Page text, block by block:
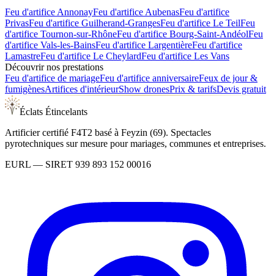
Feu d'artifice AnnonayFeu d'artifice AubenasFeu d'artifice
PrivasFeu d'artifice Guilherand-GrangesFeu d'artifice Le TeilFeu
d'artifice Tournon-sur-RhôneFeu d'artifice Bourg-Saint-AndéolFeu
d'artifice Vals-les-BainsFeu d'artifice LargentièreFeu d'artifice
LamastreFeu d'artifice Le CheylardFeu d'artifice Les Vans
Découvrir nos prestations
Feu d'artifice de mariageFeu d'artifice anniversaireFeux de jour &
fumigènesArtifices d'intérieurShow dronesPrix & tarifsDevis gratuit
Éclats Étincelants
Artificier certifié F4T2 basé à Feyzin (69). Spectacles
pyrotechniques sur mesure pour mariages, communes et entreprises.
EURL — SIRET 939 893 152 00016